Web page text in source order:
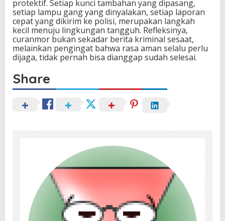
protektif. Setiap kunci tambahan yang dipasang,
setiap lampu gang yang dinyalakan, setiap laporan
cepat yang dikirim ke polisi, merupakan langkah
kecil menuju lingkungan tangguh. Refleksinya,
curanmor bukan sekadar berita kriminal sesaat,
melainkan pengingat bahwa rasa aman selalu perlu
dijaga, tidak pernah bisa dianggap sudah selesai.
Share